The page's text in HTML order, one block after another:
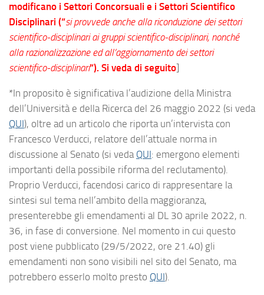
modificano i Settori Concorsuali e i Settori Scientifico
Disciplinari (“si provvede anche alla riconduzione dei settori
scientifico-disciplinari ai gruppi scientifico-disciplinari, nonché
alla razionalizzazione ed all’aggiornamento dei settori
scientifico-disciplinari“). Si veda di seguito]
*In proposito è significativa l’audizione della Ministra
dell’Università e della Ricerca del 26 maggio 2022 (si veda
QUI), oltre ad un articolo che riporta un’intervista con
Francesco Verducci, relatore dell’attuale norma in
discussione al Senato (si veda QUI: emergono elementi
importanti della possibile riforma del reclutamento).
Proprio Verducci, facendosi carico di rappresentare la
sintesi sul tema nell’ambito della maggioranza,
presenterebbe gli emendamenti al DL 30 aprile 2022, n.
36, in fase di conversione. Nel momento in cui questo
post viene pubblicato (29/5/2022, ore 21.40) gli
emendamenti non sono visibili nel sito del Senato, ma
potrebbero esserlo molto presto QUI).